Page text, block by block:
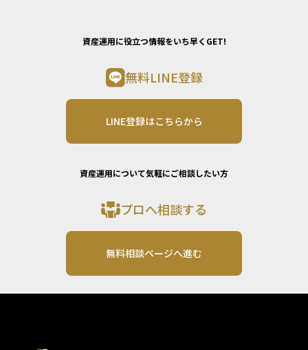
資産運用に役立つ情報をいち早くGET!
無料LINE登録
LINE登録はこちらから
資産運用について気軽にご相談したい方
プロへ相談する
無料相談ページへ進む